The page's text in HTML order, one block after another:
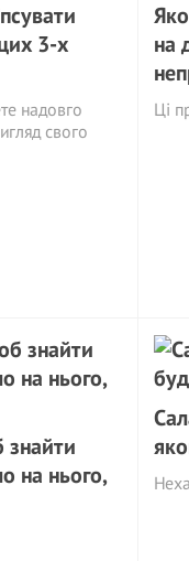
3-х
надовго
свого
на
Ці
знайти
на нього,